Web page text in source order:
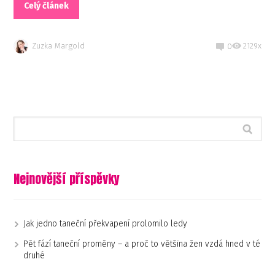
Celý článek
Zuzka Margold 0 2129x
Nejnovější příspěvky
Jak jedno taneční překvapení prolomilo ledy
Pět fází taneční proměny – a proč to většina žen vzdá hned v té
druhé